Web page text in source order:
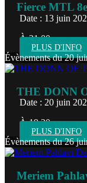
Fierce MTL
Date : 13 juin
À 21:00
PLUS D'INFO
Évènements du 20
THE DONN
Date : 20 juin
À 19:30
PLUS D'INFO
Évènements du 26
Meriem